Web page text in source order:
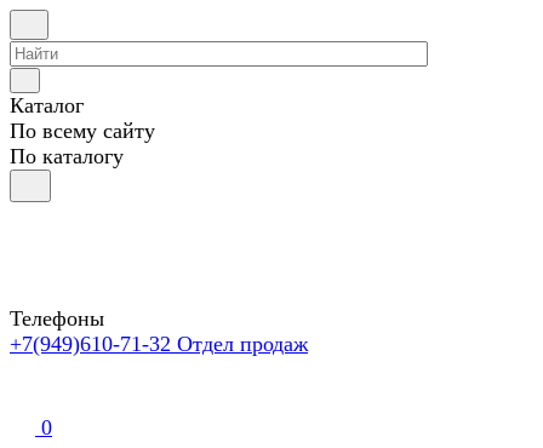
Каталог
По всему сайту
По каталогу
Телефоны
+7(949)610-71-32 Отдел продаж
0